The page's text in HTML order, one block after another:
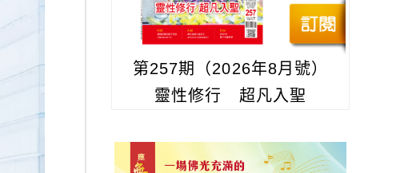
第257期（2026年8月號）
靈性修行 超凡入聖